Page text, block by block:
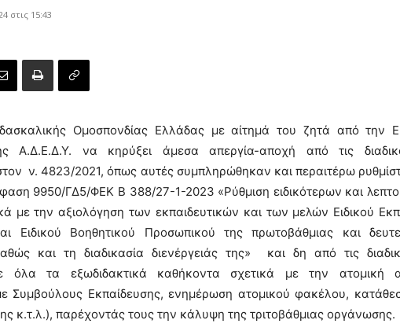
στις 15:43
Ομοσπονδίας Ελλάδας με αίτημά του ζητά από την
Α.Δ.Ε.Δ.Υ. να κηρύξει άμεσα απεργία-αποχή από τις
ν. 4823/2021, όπως αυτές συμπληρώθηκαν και περαιτέρω
9950/ΓΔ5/ΦΕΚ Β 388/27-1-2023 «Ρύθμιση ειδικότερων και
με την αξιολόγηση των εκπαιδευτικών και των μελών Ειδικού
Ειδικού Βοηθητικού Προσωπικού της πρωτοβάθμιας και
και τη διαδικασία διενέργειάς της» και δη από τις
όλα τα εξωδιδακτικά καθήκοντα σχετικά με την ατομική
Συμβούλους Εκπαίδευσης, ενημέρωση ατομικού φακέλου,
κ.τ.λ.), παρέχοντάς τους την κάλυψη της τριτοβάθμιας οργάνωσης.